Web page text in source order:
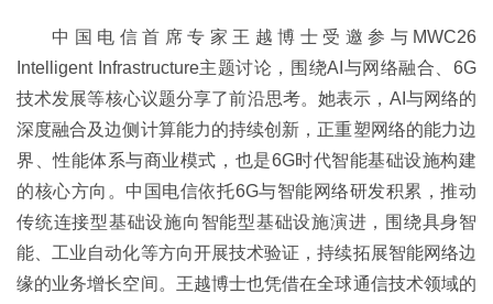
中国电信首席专家王越博士受邀参与MWC26
Intelligent Infrastructure主题讨论，围绕AI与网络融合、6G
技术发展等核心议题分享了前沿思考。她表示，AI与网络的
深度融合及边侧计算能力的持续创新，正重塑网络的能力边
界、性能体系与商业模式，也是6G时代智能基础设施构建
的核心方向。中国电信依托6G与智能网络研发积累，推动
传统连接型基础设施向智能型基础设施演进，围绕具身智
能、工业自动化等方向开展技术验证，持续拓展智能网络边
缘的业务增长空间。王越博士也凭借在全球通信技术领域的